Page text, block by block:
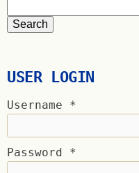
USER LOGIN
Username *
Password *